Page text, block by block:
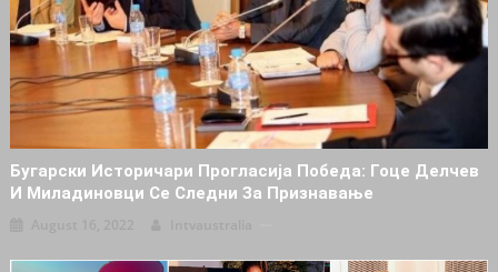
Бугарски Историчари Прогласија Победа: Гоце Делчев
И Миладиновци Се Следни За Признавање